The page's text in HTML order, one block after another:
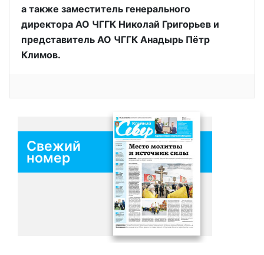
а также заместитель генерального
директора АО ЧГГК Николай Григорьев и
представитель АО ЧГГК Анадырь Пётр
Климов.
Свежий
номер